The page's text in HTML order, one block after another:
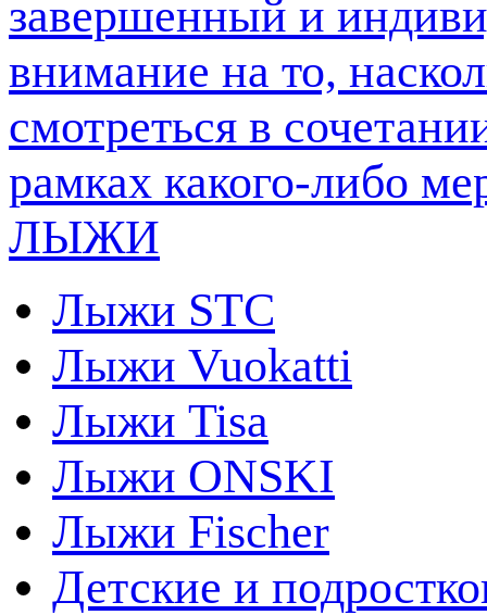
ЛЫЖИ
Лыжи STC
Лыжи Vuokatti
Лыжи Tisa
Лыжи ONSKI
Лыжи Fischer
Детские и